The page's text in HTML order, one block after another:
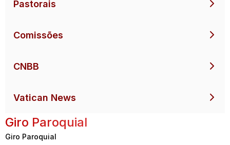
Pastorais
Comissões
CNBB
Vatican News
Giro Paroquial
Giro Paroquial